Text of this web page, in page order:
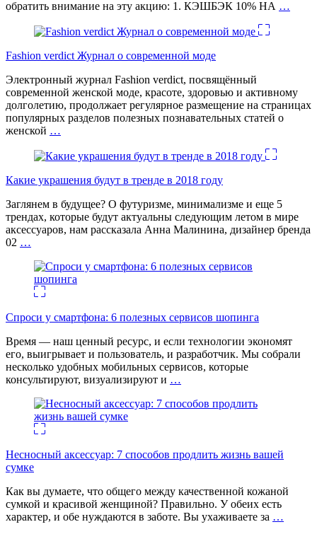
обратить внимание на эту акцию: 1. КЭШБЭК 10% НА …
Fashion verdict Журнал о современной моде
Электронный журнал Fashion verdict, посвящённый
современной женской моде, красоте, здоровью и активному
долголетию, продолжает регулярное размещение на страницах
популярных разделов полезных познавательных статей о
женской …
Какие украшения будут в тренде в 2018 году
Заглянем в будущее? О футуризме, минимализме и еще 5
трендах, которые будут актуальны следующим летом в мире
аксессуаров, нам рассказала Анна Малинина, дизайнер бренда
02 …
Спроси у смартфона: 6 полезных cервисов шопинга
Время — наш ценный ресурс, и если технологии экономят
его, выигрывает и пользователь, и разработчик. Мы собрали
несколько удобных мобильных сервисов, которые
консультируют, визуализируют и …
Несносный аксессуар: 7 способов продлить жизнь вашей
сумке
Как вы думаете, что общего между качественной кожаной
сумкой и красивой женщиной? Правильно. У обеих есть
характер, и обе нуждаются в заботе. Вы ухаживаете за …